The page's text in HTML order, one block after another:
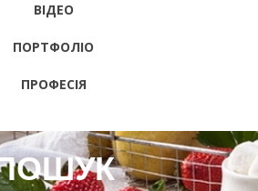
ВІДЕО
ПОРТФОЛІО
ПРОФЕСІЯ